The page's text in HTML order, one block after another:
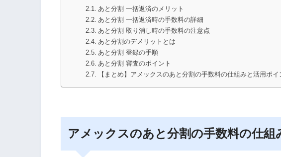
あと分割 一括返済のメリット
あと分割 一括返済時の手数料の詳細
あと分割 取り消し時の手数料の注意点
あと分割のデメリットとは
あと分割 登録の手順
あと分割 審査のポイント
【まとめ】アメックスのあと分割の手数料の仕組みと活用ポイ
アメックスのあと分割の手数料の仕組